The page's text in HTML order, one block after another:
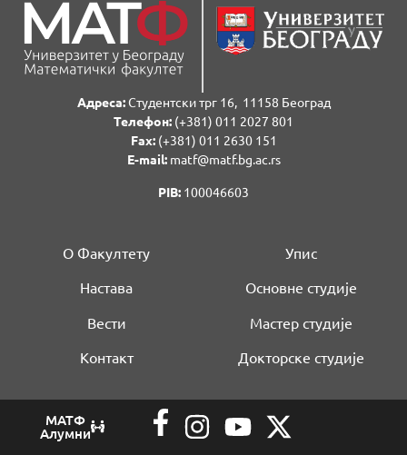
Адреса:Студентски трг 16, 11158 Београд
Телефон: (+381) 011 2027 801
Fаx:(+381) 011 2630 151
E-mail:matf@matf.bg.ac.rs
PIB: 100046603
О Факултету
Настава
Вести
Контакт
Упис
Основне студије
Мастер студије
Докторске студије
МАТФ
Алумни